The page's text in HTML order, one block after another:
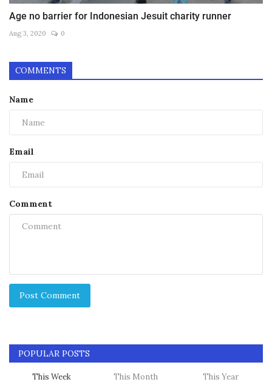
Age no barrier for Indonesian Jesuit charity runner
Aug 3, 2020 0
COMMENTS
Name
Email
Comment
Post Comment
POPULAR POSTS
This Week This Month This Year